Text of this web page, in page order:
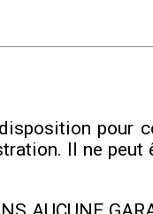
pour
Il ne